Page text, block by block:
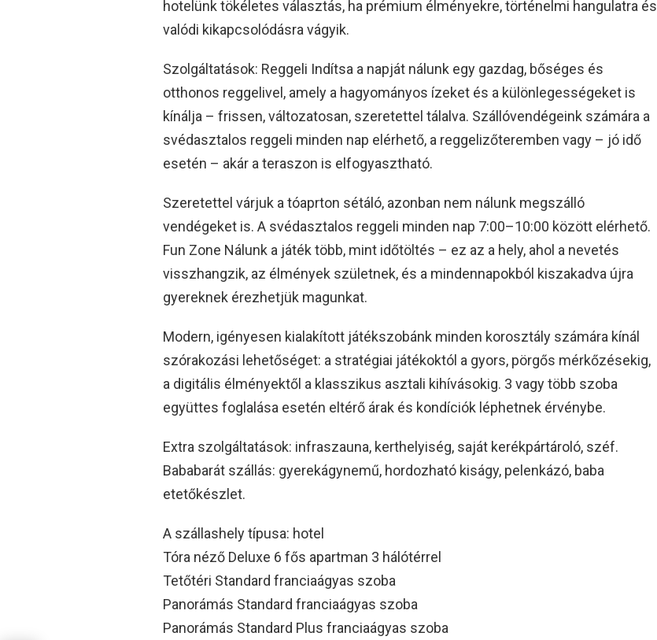
hotelünk tökéletes választás, ha prémium élményekre, történelmi hangulatra és
valódi kikapcsolódásra vágyik.
Szolgáltatások: Reggeli Indítsa a napját nálunk egy gazdag, bőséges és
otthonos reggelivel, amely a hagyományos ízeket és a különlegességeket is
kínálja – frissen, változatosan, szeretettel tálalva. Szállóvendégeink számára a
svédasztalos reggeli minden nap elérhető, a reggelizőteremben vagy – jó idő
esetén – akár a teraszon is elfogyasztható.
Szeretettel várjuk a tóaprton sétáló, azonban nem nálunk megszálló
vendégeket is. A svédasztalos reggeli minden nap 7:00–10:00 között elérhető.
Fun Zone Nálunk a játék több, mint időtöltés – ez az a hely, ahol a nevetés
visszhangzik, az élmények születnek, és a mindennapokból kiszakadva újra
gyereknek érezhetjük magunkat.
Modern, igényesen kialakított játékszobánk minden korosztály számára kínál
szórakozási lehetőséget: a stratégiai játékoktól a gyors, pörgős mérkőzésekig,
a digitális élményektől a klasszikus asztali kihívásokig. 3 vagy több szoba
együttes foglalása esetén eltérő árak és kondíciók léphetnek érvénybe.
Extra szolgáltatások: infraszauna, kerthelyiség, saját kerékpártároló, széf.
Bababarát szállás: gyerekágynemű, hordozható kiságy, pelenkázó, baba
etetőkészlet.
A szállashely típusa: hotel
Tóra néző Deluxe 6 fős apartman 3 hálótérrel
Tetőtéri Standard franciaágyas szoba
Panorámás Standard franciaágyas szoba
Panorámás Standard Plus franciaágyas szoba